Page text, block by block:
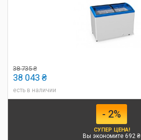
38 735 ₴
38 043 ₴
есть в наличии
- 2%
СУПЕР ЦЕНА!
Вы экономите 692 ₴